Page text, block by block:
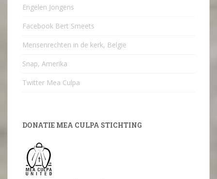
Engelen Jongens
Facebook Bert Smeets
Mensenrechten in de kerk, België
Snap, Amerika
Twitter Mea Culpa
DONATIE MEA CULPA STICHTING